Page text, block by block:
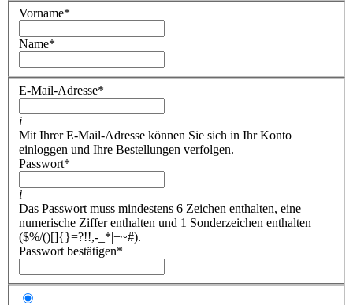
Vorname*
Name*
E-Mail-Adresse*
i
Mit Ihrer E-Mail-Adresse können Sie sich in Ihr Konto
einloggen und Ihre Bestellungen verfolgen.
Passwort*
i
Das Passwort muss mindestens 6 Zeichen enthalten, eine
numerische Ziffer enthalten und 1 Sonderzeichen enthalten
($%/()[]{}=?!!,-_*|+~#).
Passwort bestätigen*